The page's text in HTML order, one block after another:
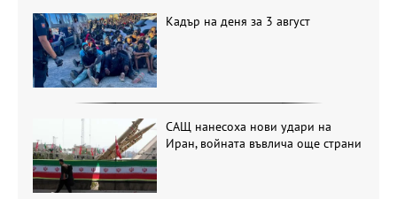
Кадър на деня за 3 август
САЩ нанесоха нови удари на
Иран, войната въвлича още страни